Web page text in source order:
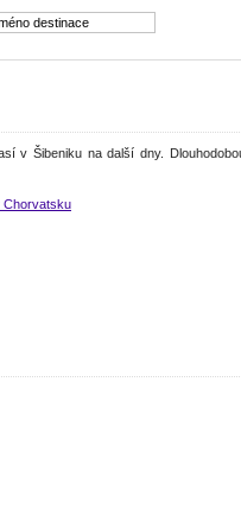
v Šibeniku na další dny.
Chorvatsku